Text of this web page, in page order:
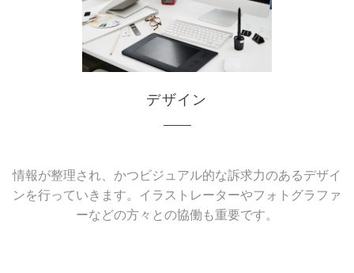
デザイン
情報が整理され、かつビジュアル的な訴求力のあるデザイ
ンを行っていきます。イラストレーターやフォトグラファ
ーなどの方々との協働も重要です。